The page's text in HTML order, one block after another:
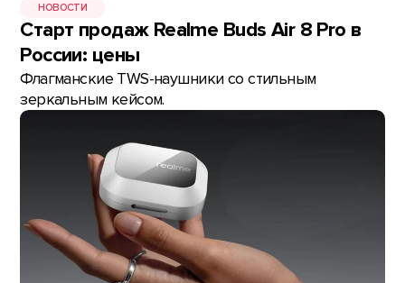
НОВОСТИ
Старт продаж Realme Buds Air 8 Pro в
России: цены
Флагманские TWS-наушники со стильным
зеркальным кейсом.